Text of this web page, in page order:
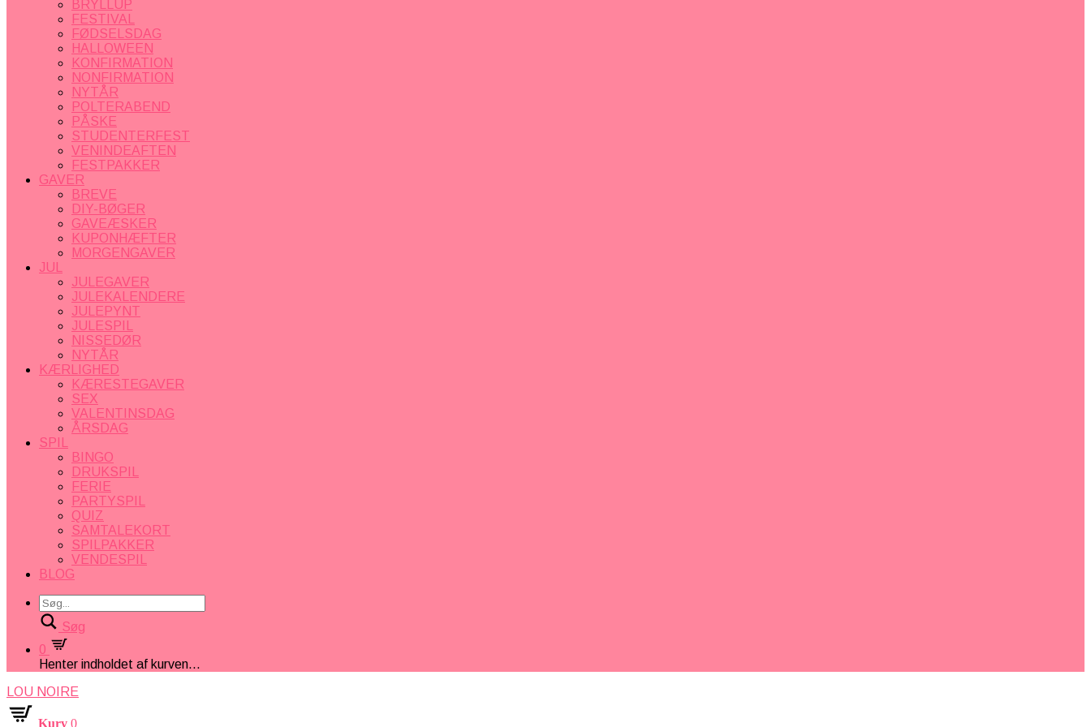
BRYLLUP
FESTIVAL
FØDSELSDAG
HALLOWEEN
KONFIRMATION
NONFIRMATION
NYTÅR
POLTERABEND
PÅSKE
STUDENTERFEST
VENINDEAFTEN
FESTPAKKER
GAVER
BREVE
DIY-BØGER
GAVEÆSKER
KUPONHÆFTER
MORGENGAVER
JUL
JULEGAVER
JULEKALENDERE
JULEPYNT
JULESPIL
NISSEDØR
NYTÅR
KÆRLIGHED
KÆRESTEGAVER
SEX
VALENTINSDAG
ÅRSDAG
SPIL
BINGO
DRUKSPIL
FERIE
PARTYSPIL
QUIZ
SAMTALEKORT
SPILPAKKER
VENDESPIL
BLOG
Søg
0
Henter indholdet af kurven...
LOU NOIRE
Kurv 0